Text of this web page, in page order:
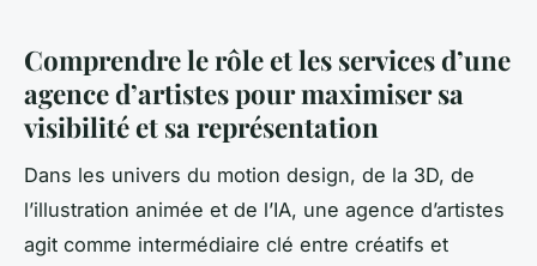
Comprendre le rôle et les services d’une
agence d’artistes pour maximiser sa
visibilité et sa représentation
Dans les univers du motion design, de la 3D, de
l’illustration animée et de l’IA, une agence d’artistes
agit comme intermédiaire clé entre créatifs et